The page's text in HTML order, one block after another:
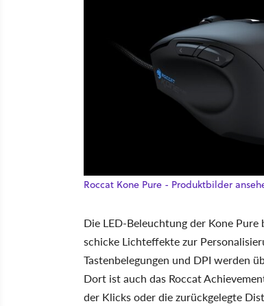
Roccat Kone Pure - Produktbilder
Die LED-Beleuchtung der Kone
schicke Lichteffekte zur
Tastenbelegungen und DPI werden
Dort ist auch das Roccat
der Klicks oder die zurückgelegte